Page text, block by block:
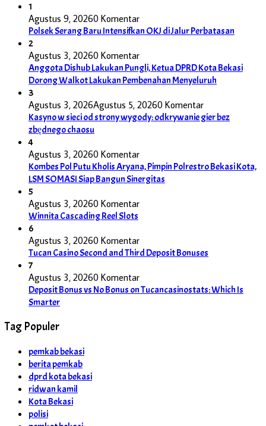
1
Agustus 9, 20260 Komentar
Polsek Serang Baru Intensifkan OKJ di Jalur Perbatasan
2
Agustus 3, 20260 Komentar
Anggota Dishub Lakukan Pungli, Ketua DPRD Kota Bekasi
Dorong Walkot Lakukan Pembenahan Menyeluruh
3
Agustus 3, 2026Agustus 5, 20260 Komentar
Kasyno w sieci od strony wygody: odkrywanie gier bez
zbędnego chaosu
4
Agustus 3, 20260 Komentar
Kombes Pol Putu Kholis Aryana, Pimpin Polrestro Bekasi Kota,
LSM SOMASI Siap Bangun Sinergitas
5
Agustus 3, 20260 Komentar
Winnita Cascading Reel Slots
6
Agustus 3, 20260 Komentar
Tucan Casino Second and Third Deposit Bonuses
7
Agustus 3, 20260 Komentar
Deposit Bonus vs No Bonus on Tucancasinostats: Which Is
Smarter
Tag Populer
pemkab bekasi
berita pemkab
dprd kota bekasi
ridwan kamil
Kota Bekasi
polisi